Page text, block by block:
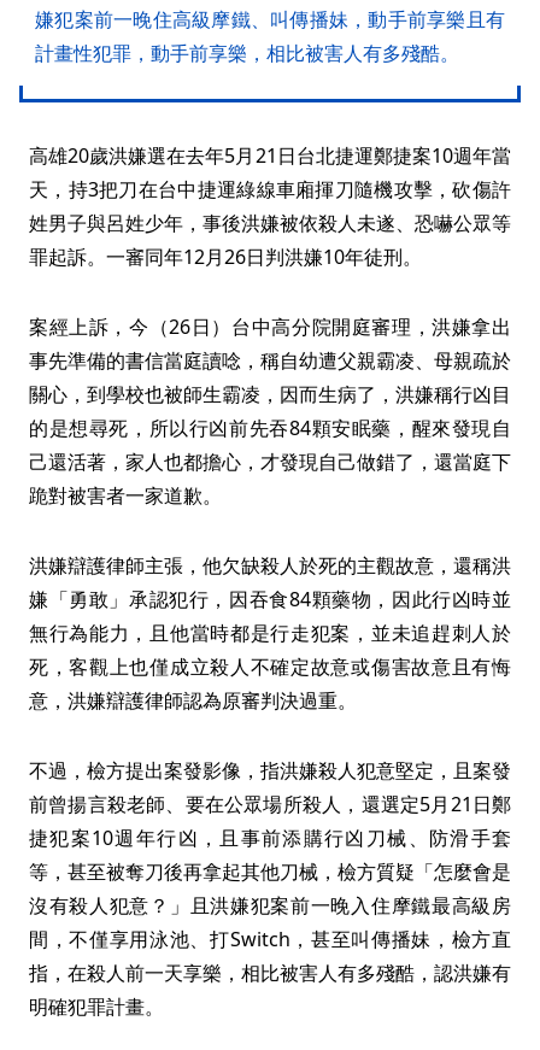
嫌犯案前一晚住高級摩鐵、叫傳播妹，動手前享樂且有
計畫性犯罪，動手前享樂，相比被害人有多殘酷。
高雄20歲洪嫌選在去年5月21日台北捷運鄭捷案10週年當
天，持3把刀在台中捷運綠線車廂揮刀隨機攻擊，砍傷許
姓男子與呂姓少年，事後洪嫌被依殺人未遂、恐嚇公眾等
罪起訴。一審同年12月26日判洪嫌10年徒刑。
案經上訴，今（26日）台中高分院開庭審理，洪嫌拿出
事先準備的書信當庭讀唸，稱自幼遭父親霸凌、母親疏於
關心，到學校也被師生霸凌，因而生病了，洪嫌稱行凶目
的是想尋死，所以行凶前先吞84顆安眠藥，醒來發現自
己還活著，家人也都擔心，才發現自己做錯了，還當庭下
跪對被害者一家道歉。
洪嫌辯護律師主張，他欠缺殺人於死的主觀故意，還稱洪
嫌「勇敢」承認犯行，因吞食84顆藥物，因此行凶時並
無行為能力，且他當時都是行走犯案，並未追趕刺人於
死，客觀上也僅成立殺人不確定故意或傷害故意且有悔
意，洪嫌辯護律師認為原審判決過重。
不過，檢方提出案發影像，指洪嫌殺人犯意堅定，且案發
前曾揚言殺老師、要在公眾場所殺人，還選定5月21日鄭
捷犯案10週年行凶，且事前添購行凶刀械、防滑手套
等，甚至被奪刀後再拿起其他刀械，檢方質疑「怎麼會是
沒有殺人犯意？」且洪嫌犯案前一晚入住摩鐵最高級房
間，不僅享用泳池、打Switch，甚至叫傳播妹，檢方直
指，在殺人前一天享樂，相比被害人有多殘酷，認洪嫌有
明確犯罪計畫。